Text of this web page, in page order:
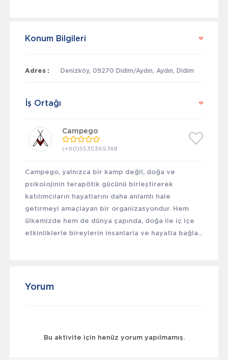
Konum Bilgileri
Adres : Denizköy, 09270 Didim/Aydın, Aydın, Didim
İş Ortağı
Campego
(+90)5535369748
Campego, yalnızca bir kamp değil, doğa ve
psikolojinin terapötik gücünü birleştirerek
katılımcıların hayatlarını daha anlamlı hale
getirmeyi amaçlayan bir organizasyondur. Hem
ülkemizde hem de dünya çapında, doğa ile iç içe
etkinliklerle bireylerin insanlarla ve hayatla bağla...
Yorum
Bu aktivite için henüz yorum yapılmamış.